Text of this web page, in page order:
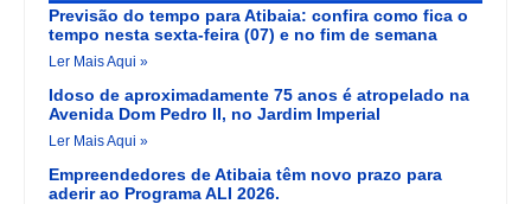
Previsão do tempo para Atibaia: confira como fica o
tempo nesta sexta-feira (07) e no fim de semana
Ler Mais Aqui »
Idoso de aproximadamente 75 anos é atropelado na
Avenida Dom Pedro II, no Jardim Imperial
Ler Mais Aqui »
Empreendedores de Atibaia têm novo prazo para
aderir ao Programa ALI 2026.